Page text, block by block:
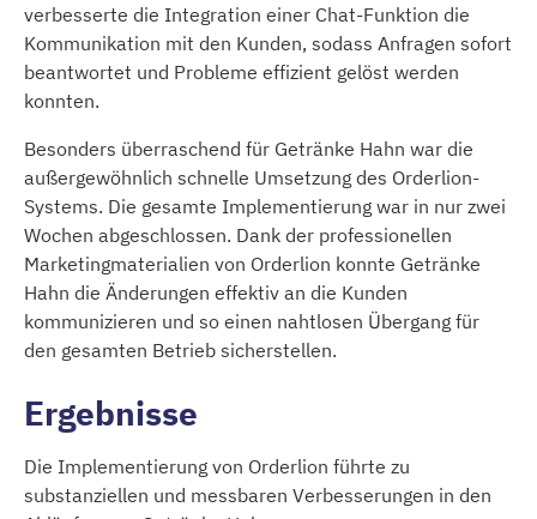
verbesserte die Integration einer Chat-Funktion die
Kommunikation mit den Kunden, sodass Anfragen sofort
beantwortet und Probleme effizient gelöst werden
konnten.
Besonders überraschend für Getränke Hahn war die
außergewöhnlich schnelle Umsetzung des Orderlion-
Systems. Die gesamte Implementierung war in nur zwei
Wochen abgeschlossen. Dank der professionellen
Marketingmaterialien von Orderlion konnte Getränke
Hahn die Änderungen effektiv an die Kunden
kommunizieren und so einen nahtlosen Übergang für
den gesamten Betrieb sicherstellen.
Ergebnisse
Die Implementierung von Orderlion führte zu
substanziellen und messbaren Verbesserungen in den